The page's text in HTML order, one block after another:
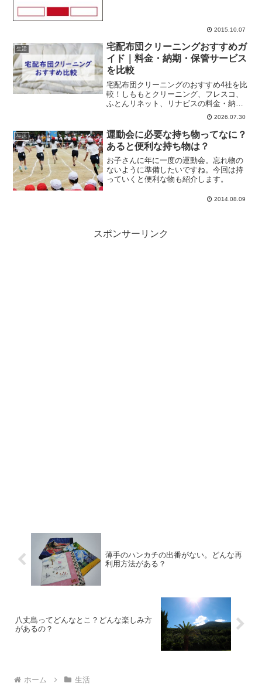
2015.10.07
生活
宅配布団クリーニングおすすめガ
イド｜料金・納期・保管サービス
を比較
宅配布団クリーニングのおすすめ4社を比
較！しももとクリーニング、フレスコ、
ふとんリネット、リナビスの料金・納
期・保管サービス・特徴を解説。大切な
布団を安心して任せられる業者選びのポ
イントを紹介します。
2026.07.30
生活
運動会に必要な持ち物ってなに？
あると便利な持ち物は？
お子さんに年に一度の運動会。忘れ物の
ないように準備したいですね。今回は持
っていくと便利な物も紹介します。
2014.08.09
スポンサーリンク
薄手のハンカチの出番がない。どんな再
利用方法がある？
八丈島ってどんなとこ？どんな楽しみ方
があるの？
ホーム 生活